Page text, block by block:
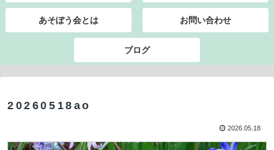
あそぼう会とは お問い合わせ
ブログ
20260518ao
2026.05.18